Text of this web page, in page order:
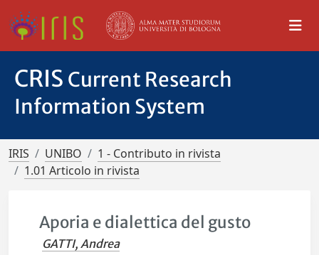
CRIS Current Research
Information System
IRIS UNIBO
1 - Contributo in rivista
1.01 Articolo in rivista
Aporia e dialettica del gusto
GATTI, Andrea